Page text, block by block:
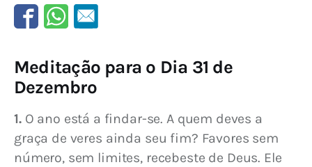
Meditação para o Dia 31 de
Dezembro
1. O ano está a findar-se. A quem deves a
graça de veres ainda seu fim? Favores sem
número, sem limites, recebeste de Deus. Ele